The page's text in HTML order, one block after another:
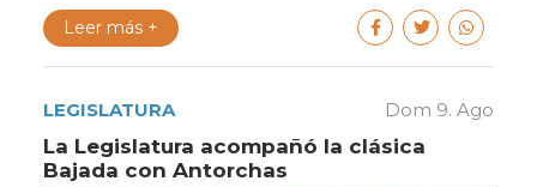
Leer más +
LEGISLATURA Dom 9. Ago
La Legislatura acompañó la clásica
Bajada con Antorchas